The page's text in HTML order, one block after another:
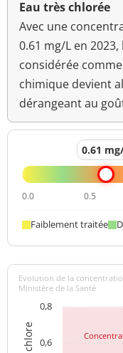
Eau très chlorée
Avec une
0.61 mg/L en
considérée
chimique devient
dérangeant au
0.61
0.0 0.5
Faiblement traitée
Evolution de la
Ministère de la Santé
0,6
0,8